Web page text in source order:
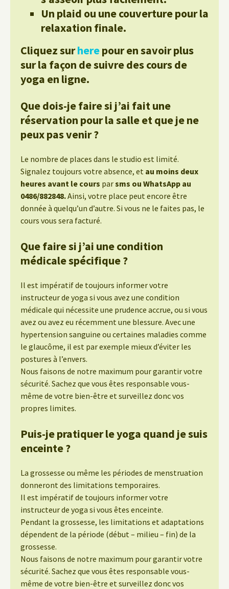
Un plaid ou une couverture pour la
relaxation finale.
Cliquez surherepour en savoir plus
sur la façon de suivre des cours de
yoga en ligne.
Que dois-je faire si j’ai fait une
réservation pour la salle et que je ne
peux pas venir ?
Le nombre de places dans le studio est limité.
Signalez toujours votre absence, et au moins deux
heures avant le cours parsms ou WhatsApp au
0486/882848.Ainsi, votre place peut encore être
donnée à quelqu’un d’autre. Si vous ne le faites pas, le
cours vous sera facturé.
Que faire si j’ai une condition
médicale spécifique ?
Il est impératif de toujours informer votre
instructeur de yoga si vous avez une condition
médicale qui nécessite une prudence accrue, ou si vous
avez ou avez eu récemment une blessure. Avec une
hypertension sanguine ou certaines maladies comme
le glaucôme, il est par exemple mieux d’éviter les
postures à l’envers.
Nous faisons de notre maximum pour garantir votre
sécurité. Sachez que vous êtes responsable vous-
même de votre bien-être et surveillez donc vos
propres limites.
Puis-je pratiquer le yoga quand je suis
enceinte ?
La grossesse ou même les périodes de menstruation
donneront des limitations temporaires.
Il est impératif de toujours informer votre
instructeur de yoga si vous êtes enceinte.
Pendant la grossesse, les limitations et adaptations
dépendent de la période (début – milieu – fin) de la
grossesse.
Nous faisons de notre maximum pour garantir votre
sécurité. Sachez que vous êtes responsable vous-
même de votre bien-être et surveillez donc vos